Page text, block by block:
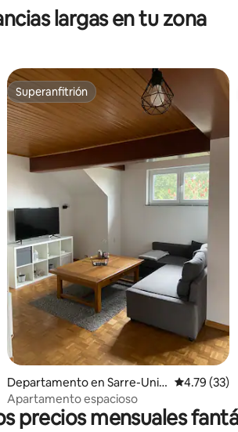
largas en tu zona
4.85 de 5; 206 evaluaciones
Superanfitrión
Superanfitrión
Departamento en Sarre-Unio
n
Calificación
4.79 (33)
Apartamento espacioso
precios mensuales